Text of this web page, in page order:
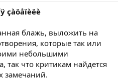
çàöåïèëè
блажь, выложить на
которые так или
небольшими
так что критикам найдется
замечаний.